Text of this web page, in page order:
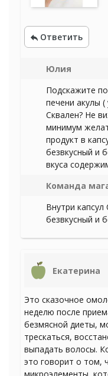
Ответить
Юлия
Подскажите
печени акулы (
Сквален? Не
минимум
продукт в
безвкусный и
вкуса
Команда
Внутри
безвкусный и
Екатерина
Это сказочное
неделю после
безмясной диеты,
трескаться,
выпадать волосы.
это говорит о том,